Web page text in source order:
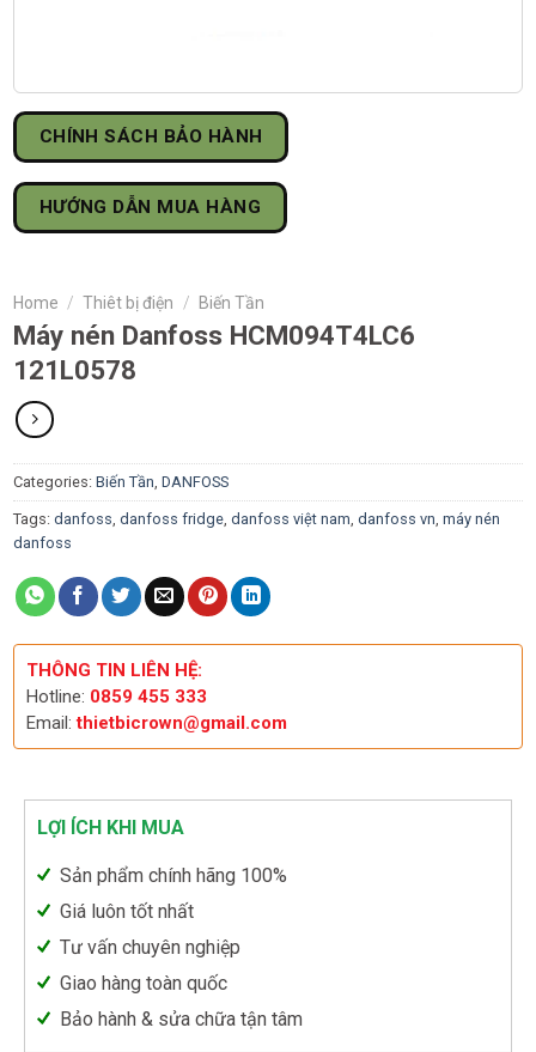
CHÍNH SÁCH BẢO HÀNH
HƯỚNG DẪN MUA HÀNG
Home / Thiêt bị điện / Biến Tần
Máy nén Danfoss HCM094T4LC6
121L0578
Categories: Biến Tần, DANFOSS
Tags: danfoss, danfoss fridge, danfoss việt nam, danfoss vn, máy nén
danfoss
THÔNG TIN LIÊN HỆ:
Hotline: 0859 455 333
Email:thietbicrown@gmail.com
LỢI ÍCH KHI MUA
Sản phẩm chính hãng 100%
Giá luôn tốt nhất
Tư vấn chuyên nghiệp
Giao hàng toàn quốc
Bảo hành & sửa chữa tận tâm